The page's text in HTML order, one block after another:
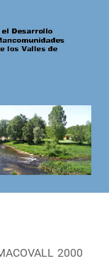
2000